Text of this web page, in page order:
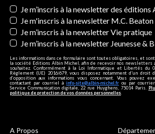
Newsletters
Je m’inscris à la newsletter des
Je m'inscris à la newsletter M.C. Beaton
Je m’inscris à la newsletter Vie pratique
Je m’inscris à la newsletter Jeunesse &
Les informations dans ce formulaire sont toutes obligatoires, et
la société Editions Albin Michel, afin de recevoir nos newsletters
souhaitez. Conformément à la Loi Informatique et Libertés du
Règlement (UE) 2016/679, vous disposez notamment d'un droit
d’opposition aux informations vous concernant. Vous pouvez
contactant par courriel à info-site@albin-michel.fr ou par
Service Communication digitale, 22 rue Huyghens, 75014 Paris.
politique de protection de vos données personnelles
A Propos